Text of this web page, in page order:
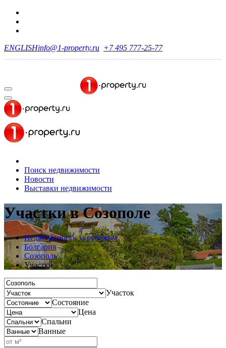
ENGLISHinfo@1-property.ru +7 495 777-25-77
Поиск недвижимости
Новости
Выставки недвижимости
Участкив Созополе
Недвижимость за рубежом
Болгария
Созополь
Участки
Участок
Состояние
Цена
Спальни
Ванные